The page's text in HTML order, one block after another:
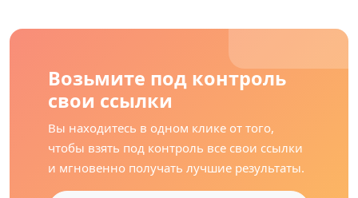
Возьмите под контроль
свои ссылки
Вы находитесь в одном клике от того,
чтобы взять под контроль все свои ссылки
и мгновенно получать лучшие результаты.